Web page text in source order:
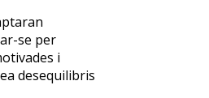
se per
i
desequilibris